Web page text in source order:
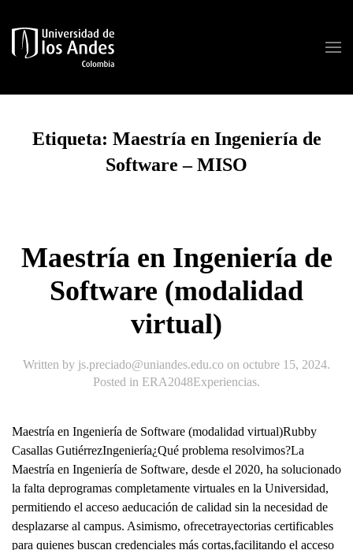
Skip to main content
Etiqueta: Maestría en Ingeniería de
Software – MISO
Maestría en Ingeniería de
Software (modalidad
virtual)
Written by js.preciado@uniandes.edu.co on octubre 15, 2024.
Posted in ERA2048Experiencias.
Maestría en Ingeniería de Software (modalidad virtual)Rubby
Casallas GutiérrezIngeniería¿Qué problema resolvimos?La
Maestría en Ingeniería de Software, desde el 2020, ha solucionado
la falta deprogramas completamente virtuales en la Universidad,
permitiendo el acceso aeducación de calidad sin la necesidad de
desplazarse al campus. Asimismo, ofrecetrayectorias certificables
para quienes buscan credenciales más cortas,facilitando el acceso